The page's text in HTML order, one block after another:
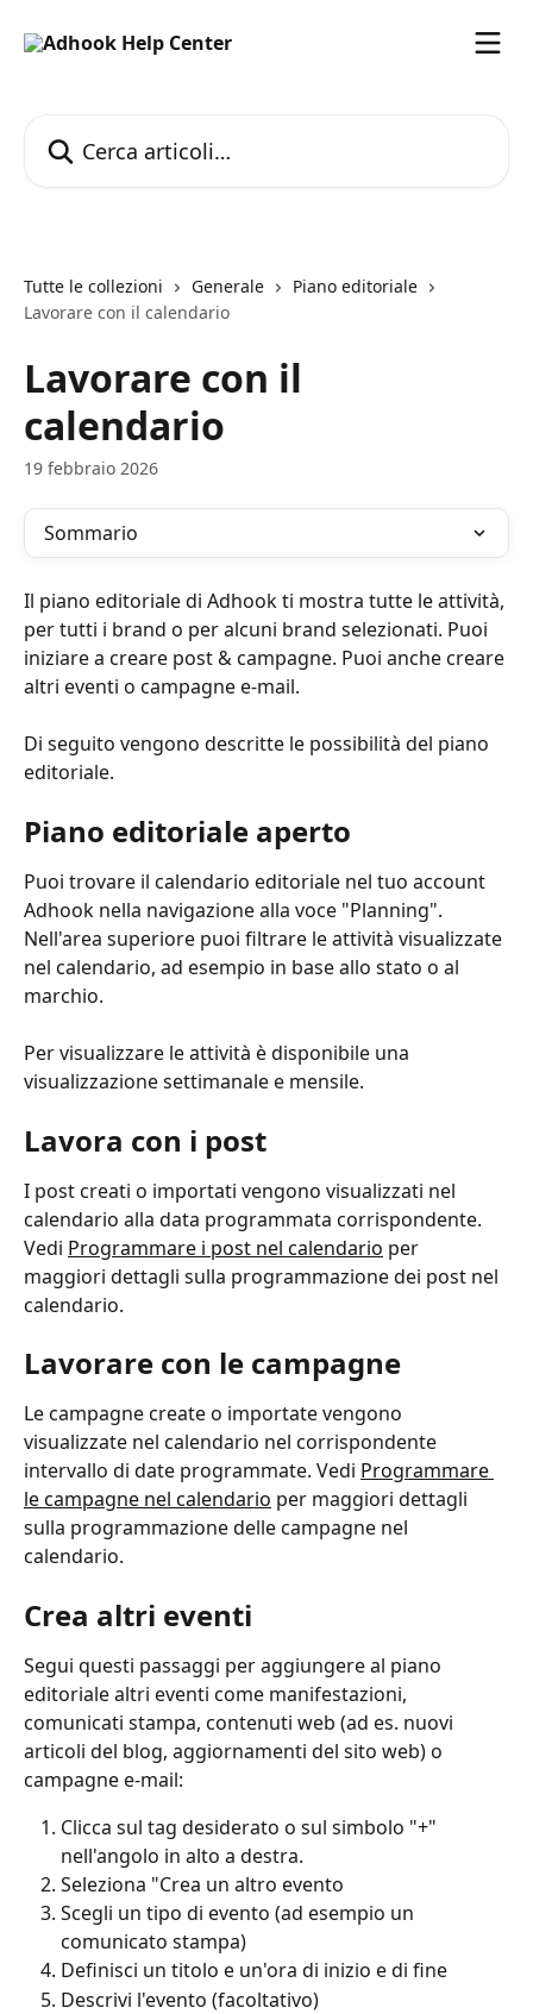
Tutte le collezioni Generale
Piano editoriale
Lavorare con il calendario
Lavorare con il
calendario
19 febbraio 2026
Sommario
Il piano editoriale di Adhook ti mostra tutte le attività,
per tutti i brand o per alcuni brand selezionati. Puoi
iniziare a creare post & campagne. Puoi anche creare
altri eventi o campagne e-mail.
Di seguito vengono descritte le possibilità del piano
editoriale.
Piano editoriale aperto
Puoi trovare il calendario editoriale nel tuo account
Adhook nella navigazione alla voce "Planning".
Nell'area superiore puoi filtrare le attività visualizzate
nel calendario, ad esempio in base allo stato o al
marchio.
Per visualizzare le attività è disponibile una
visualizzazione settimanale e mensile.
Lavora con i post
I post creati o importati vengono visualizzati nel
calendario alla data programmata corrispondente.
Vedi Programmare i post nel calendario per
maggiori dettagli sulla programmazione dei post nel
calendario.
Lavorare con le campagne
Le campagne create o importate vengono
visualizzate nel calendario nel corrispondente
intervallo di date programmate. Vedi Programmare
le campagne nel calendario per maggiori dettagli
sulla programmazione delle campagne nel
calendario.
Crea altri eventi
Segui questi passaggi per aggiungere al piano
editoriale altri eventi come manifestazioni,
comunicati stampa, contenuti web (ad es. nuovi
articoli del blog, aggiornamenti del sito web) o
campagne e-mail:
Clicca sul tag desiderato o sul simbolo "+"
nell'angolo in alto a destra.
Seleziona "Crea un altro evento
Scegli un tipo di evento (ad esempio un
comunicato stampa)
Definisci un titolo e un'ora di inizio e di fine
Descrivi l'evento (facoltativo)